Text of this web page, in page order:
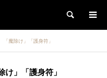
検索
魔除け」「護身符」
」「護身符」